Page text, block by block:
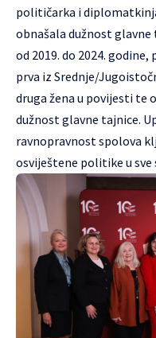
političarka i
obnašala dužnost glavne
od 2019. do 2024.
prva iz Srednje/
druga žena u povijesti te
dužnost glavne tajnice.
ravnopravnost spolova
osviještene politike u sve